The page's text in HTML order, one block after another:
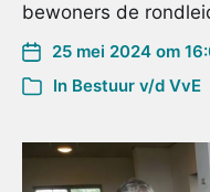
bewoners de
25 mei 2024 om
In Bestuur v/d VvE